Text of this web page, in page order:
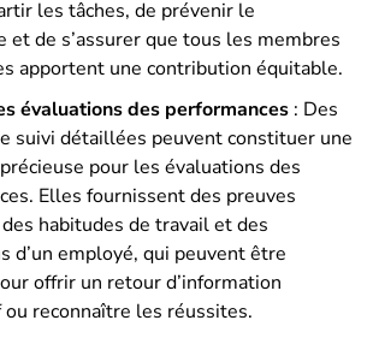
les tâches, de prévenir le
et de s’assurer que tous les membres
apportent une contribution équitable.
évaluations des performances : Des
suivi détaillées peuvent constituer une
pour les évaluations des
Elles fournissent des preuves
habitudes de travail et des
d’un employé, qui peuvent être
offrir un retour d’information
reconnaître les réussites.